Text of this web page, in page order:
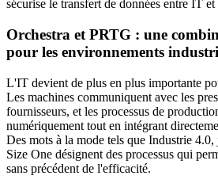
sécurise le transfert de données entre IT
Orchestra et PRTG : une
pour les environnements
L'IT devient de plus en plus importante
Les machines communiquent avec les
fournisseurs, et les processus de
numériquement tout en intégrant
Des mots à la mode tels que Industrie
Size One désignent des processus qui
sans précédent de l'efficacité.